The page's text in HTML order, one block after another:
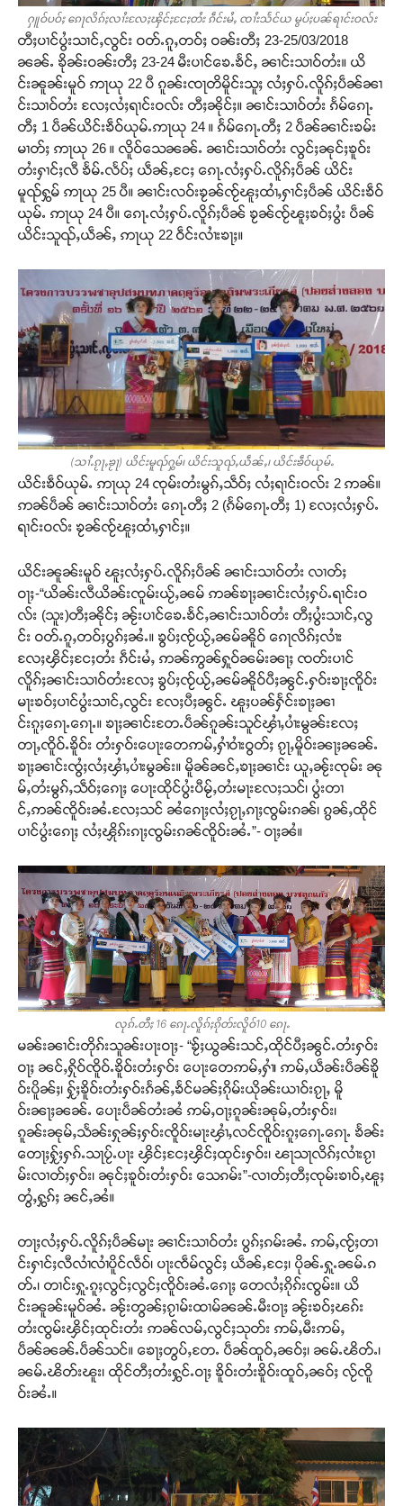
ႁူဝ်ပဝ်ႈ ၵေႃလိၵ်ႈလၢႆးလႄႈၾိင်ႈငႄႈတႆး ၵဵင်းမႆႇ ၸၢႆးသႅင်ယ မွပ်ႈပၼ်ရၢင်းဝလ်း
တီႈပၢင်ပွႆးသၢင်ႇလွင်း ဝတ်ႉၵူႇတဝ်ႈ ဝၼ်းတီႈ 23-25/03/2018
ၼၼ်ႉ ၶိုၼ်းဝၼ်းတီႈ 23-24 မီးပၢင်ၶေႉၶႅင်ႇ ၼၢင်းသၢဝ်တႆး။ ယိ
င်းၼူၼ်းမူဝ် ဢႃယု 22 ပီ ၵူၼ်းၸႃတိမိူင်းသူႈ လႆႈႁပ်ႉလိူၵ်ႈပဵၼ်ၼၢ
င်းသၢဝ်တႆး လႄႈလႆႈရၢင်းဝလ်း တီႈၼိုင်ႈ။ ၼၢင်းသၢဝ်တႆး ၵႅမ်ၵေႃႉ
တီႈ 1 ပဵၼ်ယိင်းၶဵဝ်ယုမ်ႉဢႃယု 24 ။ ၵႅမ်ၵေႃႉတီႈ 2 ပဵၼ်ၼၢင်းၶမ်း
မၢတ်ႈ ဢႃယု 26 ။ လိူဝ်သေၼၼ်ႉ ၼၢင်းသၢဝ်တႆး လွင်ႈၼုင်ႈၶူဝ်း
တႆးႁၢင်ႈလီ ၶႅမ်ႉလႅပ်ႈ ယဵၼ်ႇငႄႈ ၵေႃႉလႆႈႁပ်ႉလိူၵ်ႈပဵၼ် ယိင်း
မူၺ်ႁွမ် ဢႃယု 25 ပီ။ ၼၢင်းလဝ်းၶႂၼ်ၸႂ်ၽူႈထၢႆႇႁၢင်ႈပဵၼ် ယိင်းၶဵဝ်
ယုမ်ႉ ဢႃယု 24 ပီ။ ၵေႃႉလႆႈႁပ်ႉလိူၵ်ႈပဵၼ် ၶႂၼ်ၸႂ်ၽူႈၶဝ်ႈပွႆး ပဵၼ်
ယိင်းသူၺ်ႇယဵၼ်ႇ ဢႃယု 22 ဝဵင်းလၢႆးၶႃႈ။
(သၢႆႉၵႂႃႇၶႂႃ) ယိင်းမူၺ်ႁွမ်၊ ယိင်းသူၺ်ႇယဵၼ်ႇ၊ ယိင်းၶဵဝ်ယုမ်ႉ
ယိင်းၶဵဝ်ယုမ်ႉ ဢႃယု 24 ၸုမ်းတႆးမွၵ်ႇသဵဝ်ႈ လႆႈရၢင်းဝလ်း 2 ဢၼ်။
ဢၼ်ပဵၼ် ၼၢင်းသၢဝ်တႆး ၵေႃႉတီႈ 2 (ၵႅမ်ၵေႃႉတီႈ 1) လႄႈလႆႈႁပ်ႉ
ရၢင်းဝလ်း ၶႂၼ်ၸႂ်ၽူႈထၢႆႇႁၢင်ႈ။
ယိင်းၼူၼ်းမူဝ် ၽူႈလႆႈႁပ်ႉလိူၵ်ႈပဵၼ် ၼၢင်းသၢဝ်တႆး လၢတ်ႈ
ဝႃႈ-“ယိၼ်းလီယိၼ်းၸူမ်းယႂ်ႇၼမ် ဢၼ်ၶႃႈၼၢင်းလႆႈႁပ်ႉရၢင်းဝ
လ်း (သူး)တီႈၼိုင်ႈ ၼႂ်းပၢင်ၶေႉၶႅင်ႇၼၢင်းသၢဝ်တႆး တီႈပွႆးသၢင်ႇလွ
င်း ဝတ်ႉၵူႇတဝ်ႈပွၵ်ႈၼႆႉ။ ၶွပ်ႈၸႂ်ယႂ်ႇၼမ်ၼိူဝ် ၵေႃလိၵ်ႈလၢႆး
လႄႈၾိင်ႈငႄႈတႆး ၵဵင်းမႆႇ ဢၼ်ဢွၼ်ႁူဝ်ၼမ်းၼႃႈ ၸတ်းပၢင်
လိူၵ်ႈၼၢင်းသၢဝ်တႆးလႄႈ ၶွပ်ႈၸႂ်ယႂ်ႇၼမ်ၼိူဝ်ပီႈၼွင်ႉႁဝ်းၶႃႈၸိူဝ်း
မႃးၶဝ်ႈပၢင်ပွႆးသၢင်ႇလွင်း လႄႈပီႈၼွင်ႉ ၽူႈပၼ်ႁႅင်းၶႃႈၼၢ
င်းၵူႈၵေႃႉၵေႃႉ။ ၶႃႈၼၢင်းတႄႉပဵၼ်ၵူၼ်းသူင်ၾၢႆႇပၢႆးမွၼ်းလႄႈ
တႃႇၸိူဝ်ႉၶိူဝ်း တႆးႁဝ်းပေႃးတေဢမ်ႇႁၢႆဝၢႆးဝွတ်ႈ ၵႂႃႇမိူဝ်းၼႃႈၼၼ်ႉ
ၶႃႈၼၢင်းၸွႆႈလႆႈၾၢႆႇပၢႆးမွၼ်း။ မိူၼ်ၼင်ႇၶႃႈၼၢင်း ယူႇၼႂ်းၸုမ်း ၼု
မ်ႇတႆးမွၵ်ႇသဵဝ်ႈၵေႃႈ ပေႃးထိုင်ပွႆးပီမႂ်ႇတႆးမႃးလႄႈသင်၊ ပွႆးတၢ
င်ႇဢၼ်ၸိူဝ်းၼႆႉလႄႈသင် ၼႆၵေႃႈလႆႈၵႂႃႇၵႃႈၸွမ်းၵၼ်၊ ၵွၼ်ႇထိုင်
ပၢင်ပွႆးၵေႃႈ လႆႈၾိုၵ်းၵႃႈၸွမ်းၵၼ်ၸိူဝ်းၼႆႉ”- ဝႃႈၼႆ။
လုၵ်ႉတီႈ 16 ၵေႃႉလိူၵ်ႈၵိုတ်းလိူဝ်10 ၵေႃႉ
မၼ်းၼၢင်းတိုၵ်းသူၼ်းပႃးဝႃႈ- “ၶႂ်ႈယွၼ်းသင်ႇထိုင်ပီႈၼွင်ႉတႆးႁဝ်း
ဝႃႈ ၼင်ႇႁိုဝ်ၸိူဝ်ႉၶိူဝ်းတႆးႁဝ်း ပေႃးတေဢမ်ႇႁၢႆ၊ ဢမ်ႇယဵၼ်းပဵၼ်ၶိူ
ဝ်းပိူၼ်ႈ၊ ႁႂ်ႈၶိူဝ်းတႆးႁဝ်းၵႅၼ်ႇၶႅင်မၼ်ႈၵိုမ်းယိုၼ်းယၢဝ်းၵႂႃႇ မိူ
ဝ်းၼႃႈၼၼ်ႉ ပေႃးပဵၼ်တႆးၼႆ ဢမ်ႇဝႃႈၵူၼ်းၼုမ်ႇတႆးႁဝ်း၊
ၵူၼ်းၼုမ်ႇသႅၼ်းႁုၼ်ႈႁဝ်းၸိူဝ်းမႃးၾၢႆႇလင်ၸိူဝ်းၵူႈၵေႃႉၵေႃႉ ၶႅၼ်း
တေႃႈႁႂ်ႈႁၵ်ႉသႃပႂ်ႉပႃး ၾိင်ႈငႄႈၾိင်ႈထုင်းႁဝ်း၊ ၽႃသႃလိၵ်ႈလၢႆးၵႂၢ
မ်းလၢတ်ႈႁဝ်း၊ ၼုင်ႈၶူဝ်းတႆးႁဝ်း သေၵမ်း”-လၢတ်ႈတီႈၸုမ်းၶၢဝ်ႇၽူႈ
တွႆႇႁွၵ်ႈ ၼင်ႇၼႆ။
တႃႈလႆႈႁပ်ႉလိူၵ်ႈပဵၼ်မႃး ၼၢင်းသၢဝ်တႆး ပွၵ်ႈၵမ်းၼႆႉ ဢမ်ႇၸႂ်ႈတၢ
င်းႁၢင်ႈလီလၢႆလၢႆပိူင်လဵဝ်၊ ပႃးၸဵမ်လွင်ႈ ယဵၼ်ႇငႄႈ၊ ပိုၼ်ႉႁူႉၼမ်ႉၵ
တ်ႉ၊ တၢင်းႁူႉၵူႈလွင်ႈလွင်ႈၸိူဝ်းၼႆႉၵေႃႈ တေလႆႈၵိုၵ်းၸွမ်း။ ယိ
င်းၼူၼ်းမူဝ်ၼႆႉ ၼႂ်းတွၼ်ႈၵႂၢမ်းထၢမ်ၼၼ်ႉမီးဝႃႈ ၼႂ်းၶဝ်ႈၽၵ်း
တႆးၸွမ်းၾိင်ႈထုင်းတႆး ဢၼ်လမ်ႇလွင်ႈသုတ်း ဢမ်ႇမီးဢမ်ႇ
ပဵၼ်ၼၼ်ႉပဵၼ်သင်။ ၶေႃႈတွပ်ႇတႄႉ ပဵၼ်ထူဝ်ႇၼဝ်ႈ၊ ၼမ်ႉၽိတ်ႉ၊
ၼမ်ႉၽိတ်းၽူး၊ ထိုင်တီႈတႆးႁွင်ႉဝႃႈ ၶိူဝ်းတႆးၶိူဝ်းထူဝ်ႇၼဝ်ႈ လႂ်ၸိူ
ဝ်းၼႆႉ။